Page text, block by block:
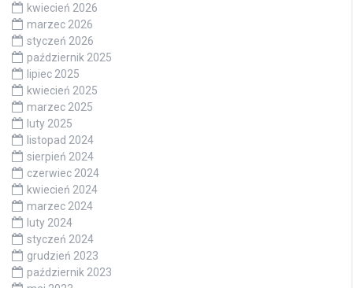
kwiecień 2026
marzec 2026
styczeń 2026
październik 2025
lipiec 2025
kwiecień 2025
marzec 2025
luty 2025
listopad 2024
sierpień 2024
czerwiec 2024
kwiecień 2024
marzec 2024
luty 2024
styczeń 2024
grudzień 2023
październik 2023